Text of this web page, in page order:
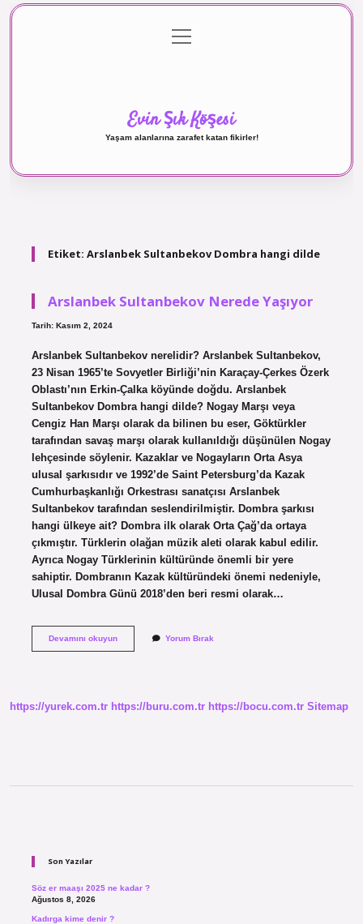
Gizlilik Politikası
menüyü
aç
Evin Şık Köşesi
Yaşam alanlarına zarafet katan fikirler!
Etiket: Arslanbek Sultanbekov Dombra hangi dilde
Arslanbek Sultanbekov Nerede Yaşıyor
Tarih: Kasım 2, 2024
Arslanbek Sultanbekov nerelidir? Arslanbek Sultanbekov,
23 Nisan 1965’te Sovyetler Birliği’nin Karaçay-Çerkes Özerk
Oblastı’nın Erkin-Çalka köyünde doğdu. Arslanbek
Sultanbekov Dombra hangi dilde? Nogay Marşı veya
Cengiz Han Marşı olarak da bilinen bu eser, Göktürkler
tarafından savaş marşı olarak kullanıldığı düşünülen Nogay
lehçesinde söylenir. Kazaklar ve Nogayların Orta Asya
ulusal şarkısıdır ve 1992’de Saint Petersburg’da Kazak
Cumhurbaşkanlığı Orkestrası sanatçısı Arslanbek
Sultanbekov tarafından seslendirilmiştir. Dombra şarkısı
hangi ülkeye ait? Dombra ilk olarak Orta Çağ’da ortaya
çıkmıştır. Türklerin olağan müzik aleti olarak kabul edilir.
Ayrıca Nogay Türklerinin kültüründe önemli bir yere
sahiptir. Dombranın Kazak kültüründeki önemi nedeniyle,
Ulusal Dombra Günü 2018’den beri resmi olarak…
Devamını okuyunArslanbek
Yorum Bırak
https://yurek.com.tr https://buru.com.tr https://bocu.com.tr Sitemap
Son Yazılar
Söz er maaşı 2025 ne kadar ?
Ağustos 8, 2026
Kadırga kime denir ?